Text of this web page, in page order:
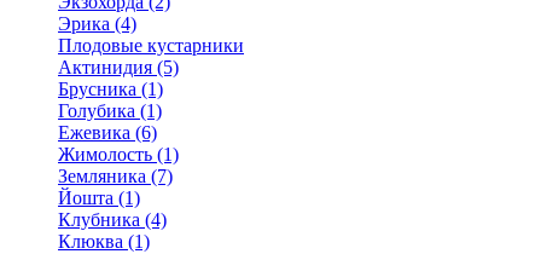
Эрика (4)
Плодовые кустарники
Актинидия (5)
Брусника (1)
Голубика (1)
Ежевика (6)
Жимолость (1)
Земляника (7)
Йошта (1)
Клубника (4)
Клюква (1)